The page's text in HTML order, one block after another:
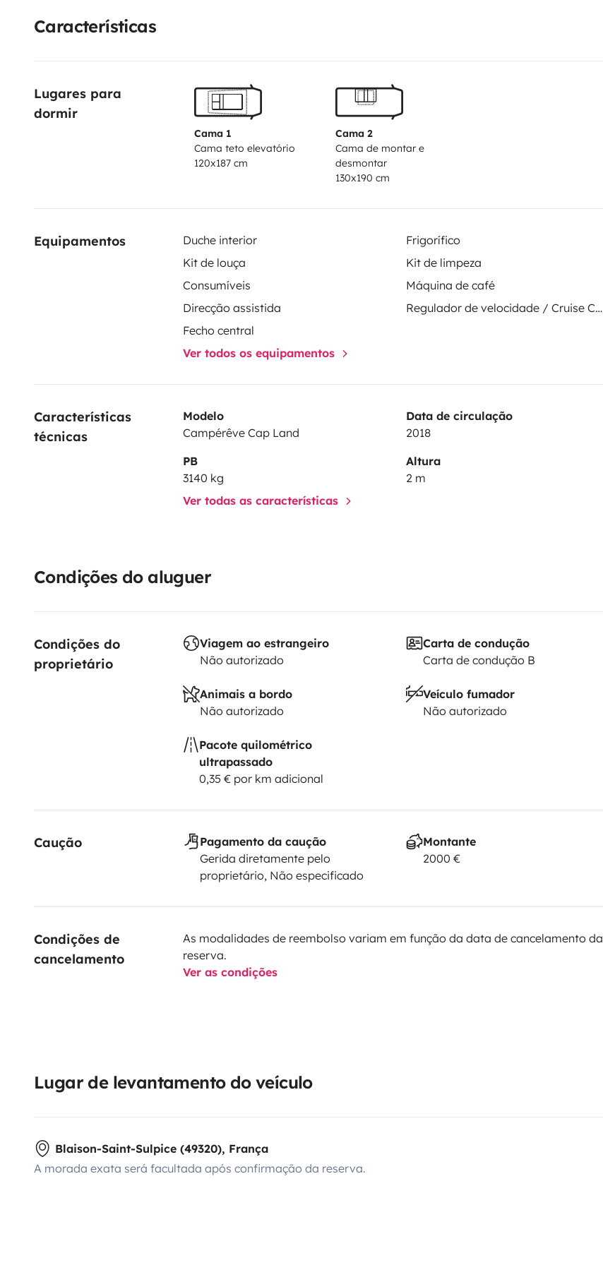
L'autonomie est renforcée par un panneau solaire sur le toit et une batterie
auxiliaire.Equipé d'un porte vélos 2 places (50kg max)
Características
Lugares para
dormir
Cama 1
Cama teto elevatório
120x187 cm
Cama 2
Cama de montar e
desmontar
130x190 cm
Equipamentos Duche interior
Frigorífico
Kit de louça
Kit de limpeza
Consumíveis
Máquina de café
Direcção assistida
Regulador de velocidade / Cruise Control
Fecho central
Ver todos os equipamentos
Características
técnicas
Modelo
Campérêve Cap Land
Data de circulação
2018
PB
3140 kg
Altura
2 m
Ver todas as características
Condições do aluguer
Condições do
proprietário
Viagem ao estrangeiro
Não autorizado
Carta de condução
Carta de condução B
Animais a bordo
Não autorizado
Veículo fumador
Não autorizado
Pacote quilométrico
ultrapassado
0,35 € por km adicional
Caução
Pagamento da caução
Gerida diretamente pelo
proprietário, Não especificado
Montante
2000 €
Condições de
cancelamento
As modalidades de reembolso variam em função da data de cancelamento da
reserva.
Ver as condições
Lugar de levantamento do veículo
Blaison-Saint-Sulpice (49320), França
A morada exata será facultada após confirmação da reserva.